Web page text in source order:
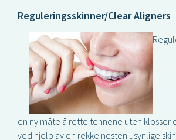
Reguleringsskinner/Clear Aligners
en ny måte å rette tennene uten klosser
ved hjelp av en rekke nesten usynlige